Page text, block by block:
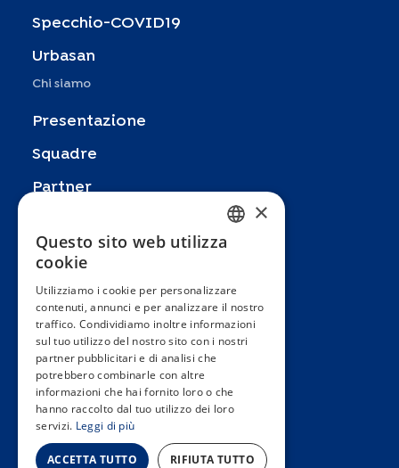
Specchio-COVID19
Urbasan
Chi siamo
Presentazione
Squadre
Partner
Zoom In
FAQ
Contatto
Termini e condizioni generali
Hôpitaux Universitaires Genève
Université de Genève
FRENCH
SPANISH
GERMAN
PORTUGUESE
×
Questo sito web utilizza
cookie
Utilizziamo i cookie per personalizzare
contenuti, annunci e per analizzare il nostro
traffico. Condividiamo inoltre informazioni
sul tuo utilizzo del nostro sito con i nostri
partner pubblicitari e di analisi che
potrebbero combinarle con altre
informazioni che hai fornito loro o che
hanno raccolto dal tuo utilizzo dei loro
servizi. Leggi di più
ACCETTA TUTTO RIFIUTA TUTTO